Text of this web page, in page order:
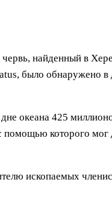
найденный в
было обнаружено
океана 425
которого
ископаемых